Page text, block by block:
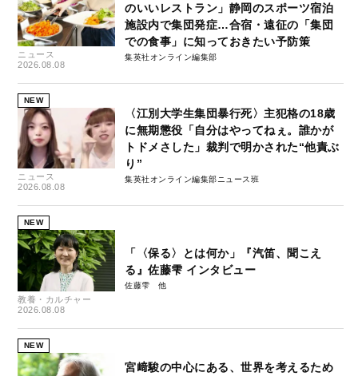
ニュース
2026.08.08
のいいレストラン」静岡のスポーツ宿泊
施設内で集団発症…合宿・遠征の「集団
での食事」に知っておきたい予防策
集英社オンライン編集部
NEW
ニュース
2026.08.08
〈江別大学生集団暴行死〉主犯格の18歳
に無期懲役「自分はやってねぇ。誰かが
トドメさした」裁判で明かされた“他責ぶ
り”
集英社オンライン編集部ニュース班
NEW
教養・カルチャー
2026.08.08
「〈保る〉とは何か」『汽笛、聞こえ
る』佐藤雫 インタビュー
佐藤雫
NEW
宮﨑駿の中心にある、世界を考えるため